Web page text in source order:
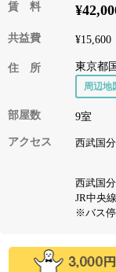
賃 料
共益費 ¥15,600
住 所 東京都
周辺地
部屋数 9室
アクセス 西武国
西武国
JR中央
※バス